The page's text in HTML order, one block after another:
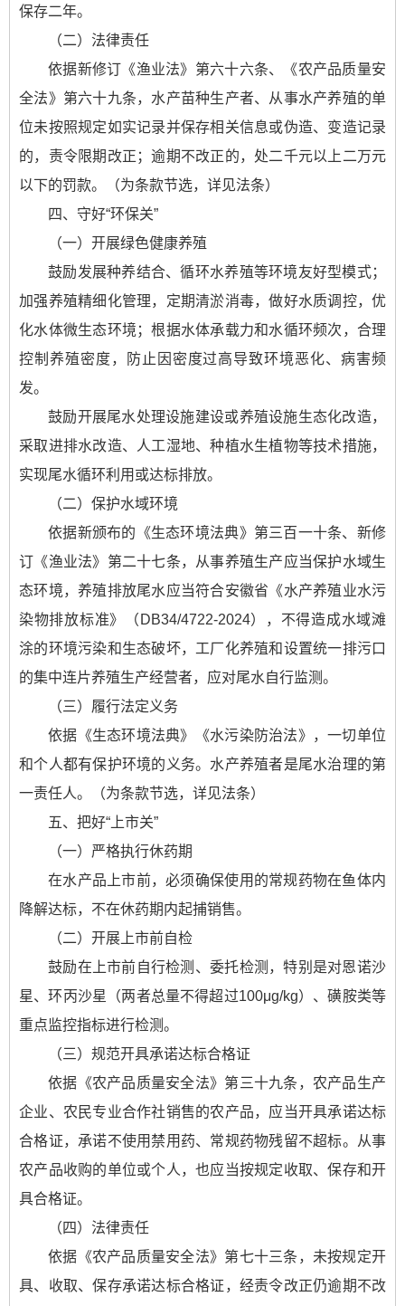
保存二年。
（二）法律责任
依据新修订《渔业法》第六十六条、《农产品质量安
全法》第六十九条，水产苗种生产者、从事水产养殖的单
位未按照规定如实记录并保存相关信息或伪造、变造记录
的，责令限期改正；逾期不改正的，处二千元以上二万元
以下的罚款。（为条款节选，详见法条）
四、守好“环保关”
（一）开展绿色健康养殖
鼓励发展种养结合、循环水养殖等环境友好型模式；
加强养殖精细化管理，定期清淤消毒，做好水质调控，优
化水体微生态环境；根据水体承载力和水循环频次，合理
控制养殖密度，防止因密度过高导致环境恶化、病害频
发。
鼓励开展尾水处理设施建设或养殖设施生态化改造，
采取进排水改造、人工湿地、种植水生植物等技术措施，
实现尾水循环利用或达标排放。
（二）保护水域环境
依据新颁布的《生态环境法典》第三百一十条、新修
订《渔业法》第二十七条，从事养殖生产应当保护水域生
态环境，养殖排放尾水应当符合安徽省《水产养殖业水污
染物排放标准》（DB34/4722-2024），不得造成水域滩
涂的环境污染和生态破坏，工厂化养殖和设置统一排污口
的集中连片养殖生产经营者，应对尾水自行监测。
（三）履行法定义务
依据《生态环境法典》《水污染防治法》，一切单位
和个人都有保护环境的义务。水产养殖者是尾水治理的第
一责任人。（为条款节选，详见法条）
五、把好“上市关”
（一）严格执行休药期
在水产品上市前，必须确保使用的常规药物在鱼体内
降解达标，不在休药期内起捕销售。
（二）开展上市前自检
鼓励在上市前自行检测、委托检测，特别是对恩诺沙
星、环丙沙星（两者总量不得超过100μg/kg）、磺胺类等
重点监控指标进行检测。
（三）规范开具承诺达标合格证
依据《农产品质量安全法》第三十九条，农产品生产
企业、农民专业合作社销售的农产品，应当开具承诺达标
合格证，承诺不使用禁用药、常规药物残留不超标。从事
农产品收购的单位或个人，也应当按规定收取、保存和开
具合格证。
（四）法律责任
依据《农产品质量安全法》第七十三条，未按规定开
具、收取、保存承诺达标合格证，经责令改正仍逾期不改